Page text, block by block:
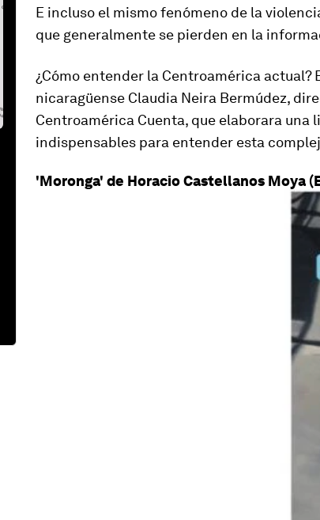
E incluso el mismo fenómeno de la
que generalmente se pierden en la
¿Cómo entender la Centroamérica actual?
nicaragüense Claudia Neira Bermúdez,
Centroamérica Cuenta, que elaborara una
indispensables para entender esta
'Moronga' de Horacio Castellanos Moya